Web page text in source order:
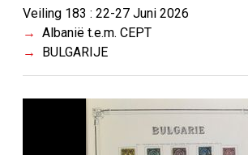
Veiling 183 : 22-27 Juni 2026
Albanië t.e.m. CEPT
BULGARIJE